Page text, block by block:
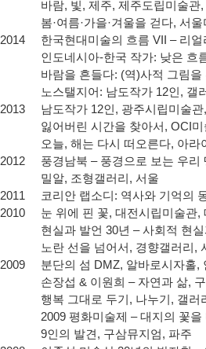
바람, 빛, 제주, 제주도립미술관,
봄·여름·가을·겨울을 걷다, 서울
2014
한국현대미술의 흐름 VII – 리얼
인도네시아-한국 작가: 낮은 흐
바람을 흔들다: (역)사적 그림을
노스탤지어: 남도작가 12인, 갤
2013 남도작가 12인, 광주시립미술관,
잃어버린 시간을 찾아서, OCI
오늘, 해는 다시 떠오른다, 아라
2012
풍경남북 – 풍경으로 보는 우리
밀알, 조형갤러리, 서울
2011
코리안 랩소디: 역사와 기억의
2010
눈 위에 핀 꽃, 대전시립미술관,
현실과 발언 30년 –사회적 현
노란 선을 넘어서, 경향갤러리,
2009 분단의 섬 DMZ, 알바로시자홀,
손장섭 & 이원희 – 자연과 삶,
행복 그대로 두기, 나누기, 갤러
2009 평화미술제 –대지의 꽃을
9인의 발견, 구삼뮤지엄, 파주